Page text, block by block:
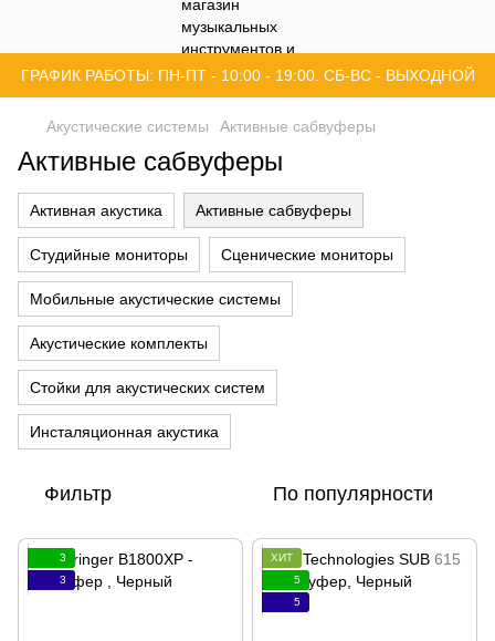
ГРАФИК РАБОТЫ: ПН-ПТ - 10:00 - 19:00. СБ-ВС - ВЫХОДНОЙ
Акустические системы Активные сабвуферы
Активные сабвуферы
Активная акустика Активные сабвуферы
Студийные мониторы Сценические мониторы
Мобильные акустические системы
Акустические комплекты
Стойки для акустических систем
Инсталяционная акустика
Фильтр По популярности
3
3
ХИТ
5
5